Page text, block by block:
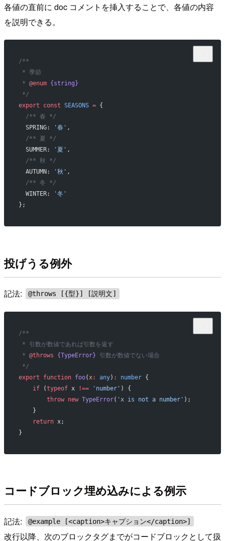
各値の直前に doc コメントを挿入することで、各値の内容
を説明できる。
/**
* 季節
* @enum {string}
*/
export const SEASONS = {
  /** 春 */
  SPRING:
'春' ,
  /** 夏 */
  SUMMER:
'夏' ,
  /** 秋 */
  AUTUMN:
'秋' ,
  /** 冬 */
  WINTER:
'冬'
};
投げうる例外
記法: @throws [{型}] [説明文]
/**
* 引数が数値であれば引数を返す
* @throws {TypeError} 引数が数値でない場合
*/
export function foo(x: any) : number {
    if
(typeof x !== 'number' ) {
        throw
new TypeError( 'x is not a number' );
    }
    return
x;
}
コードブロック埋め込みによる例示
記法: @example [<caption>キャプション</caption>]
改行以降、次のブロックタグまでがコードブロックとして扱